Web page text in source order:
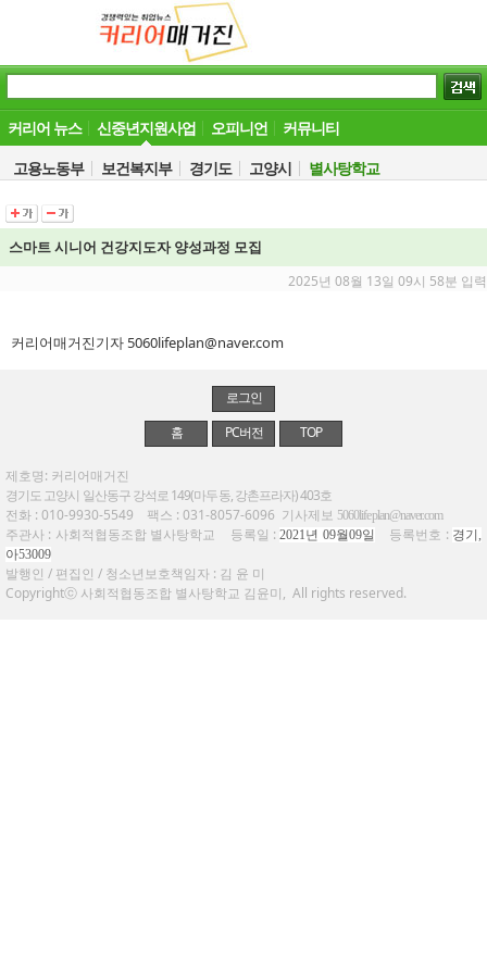
커리어 뉴스 신중년지원사업 오피니언
커뮤니티
고용노동부
보건복지부 경기도 고양시 별사탕학교
스마트 시니어 건강지도자 양성과정 모집
2025년 08월 13일 09시 58분 입력
커리어매거진기자 5060lifeplan@naver.com
로그인
홈
PC버전 TOP
제호명: 커리어매거진
경기도 고양시 일산동구 강석로149(마두동,강촌프라자) 403호
전화 : 010-9930-5549 팩스 : 031-8057-6096 기사제보 5060lifeplan@naver.com
주관사 : 사회적협동조합 별사탕학교 등록일 :2021년 09월09일 등록번호 : 경기,
아53009
발행인 / 편집인 / 청소년보호책임자 : 김 윤 미
Copyrightⓒ 사회적협동조합 별사탕학교 김윤미, All rights reserved.